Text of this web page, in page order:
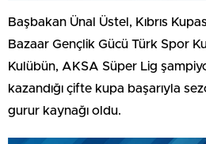
Başbakan Ünal Üstel, Kıbrıs
Bazaar Gençlik Gücü Türk Spor
Kulübün, AKSA Süper Lig
kazandığı çifte kupa başarıyla
gurur kaynağı oldu.